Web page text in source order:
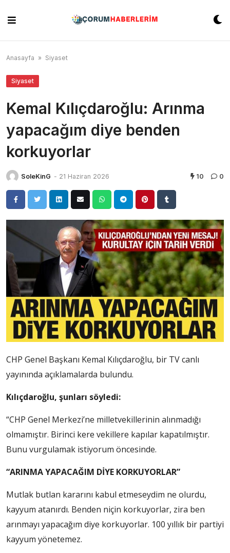
content
Anasayfa » Siyaset
Siyaset
Kemal Kılıçdaroğlu: Arınma
yapacağım diye benden
korkuyorlar
SoleKinG - 21 Haziran 2026 10 0
CHP Genel Başkanı Kemal Kılıçdaroğlu, bir TV canlı
yayınında açıklamalarda bulundu.
Kılıçdaroğlu, şunları söyledi:
“CHP Genel Merkezi’ne milletvekillerinin alınmadığı
olmamıştır. Birinci kere vekillere kapılar kapatılmıştır.
Bunu vurgulamak istiyorum öncesinde.
“ARINMA YAPACAĞIM DİYE KORKUYORLAR”
Mutlak butlan kararını kabul etmeseydim ne olurdu,
kayyum atanırdı. Benden niçin korkuyorlar, zira ben
arınmayı yapacağım diye korkuyorlar. 100 yıllık bir partiyi
kayyum yönetemez.